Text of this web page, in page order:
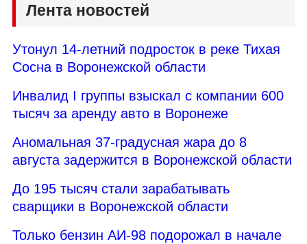
Лента новостей
Утонул 14-летний подросток в реке Тихая
Сосна в Воронежской области
Инвалид I группы взыскал с компании 600
тысяч за аренду авто в Воронеже
Аномальная 37-градусная жара до 8
августа задержится в Воронежской области
До 195 тысяч стали зарабатывать
сварщики в Воронежской области
Только бензин АИ-98 подорожал в начале